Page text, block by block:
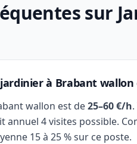
sur
à Brabant wallon
wallon est de25–60 €/h
annuel 4 visites possible.
15 à 25 % sur ce poste.